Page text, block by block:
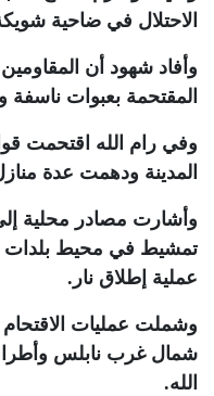
الاحتلال في ضاحية
وأفاد شهود أن
المقتحمة بعبوات
وفي رام الله اقتحمت
المدينة ودهمت عدة
وأشارت مصادر محلية
تمشيط في محيط بلدات
عملية إطلاق نار .
وشملت عمليات الاقتحام
شمال غرب نابلس
الله.